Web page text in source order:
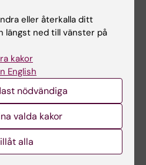
eller återkalla ditt
längst ned till vänster på
kakor
English
nödvändiga
valda kakor
alla